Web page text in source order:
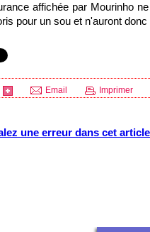
affichée par Mourinho
pour un sou et n'auront
Email Imprimer
une erreur dans cet